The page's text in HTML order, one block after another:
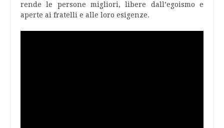
rende le persone migliori, libere dall’egoismo e
aperte ai fratelli e alle loro esigenze.